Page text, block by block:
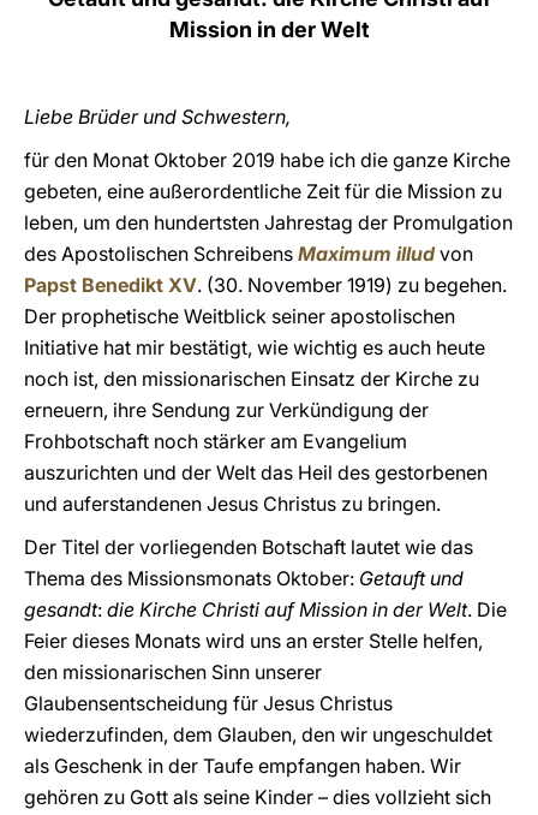
Mission in der Welt
Liebe Brüder und Schwestern,
für den Monat Oktober 2019 habe ich die ganze Kirche
gebeten, eine außerordentliche Zeit für die Mission zu
leben, um den hundertsten Jahrestag der Promulgation
des Apostolischen Schreibens Maximum illud von
Papst Benedikt XV. (30. November 1919) zu begehen.
Der prophetische Weitblick seiner apostolischen
Initiative hat mir bestätigt, wie wichtig es auch heute
noch ist, den missionarischen Einsatz der Kirche zu
erneuern, ihre Sendung zur Verkündigung der
Frohbotschaft noch stärker am Evangelium
auszurichten und der Welt das Heil des gestorbenen
und auferstandenen Jesus Christus zu bringen.
Der Titel der vorliegenden Botschaft lautet wie das
Thema des Missionsmonats Oktober: Getauft und
gesandt: die Kirche Christi auf Mission in der Welt. Die
Feier dieses Monats wird uns an erster Stelle helfen,
den missionarischen Sinn unserer
Glaubensentscheidung für Jesus Christus
wiederzufinden, dem Glauben, den wir ungeschuldet
als Geschenk in der Taufe empfangen haben. Wir
gehören zu Gott als seine Kinder – dies vollzieht sich